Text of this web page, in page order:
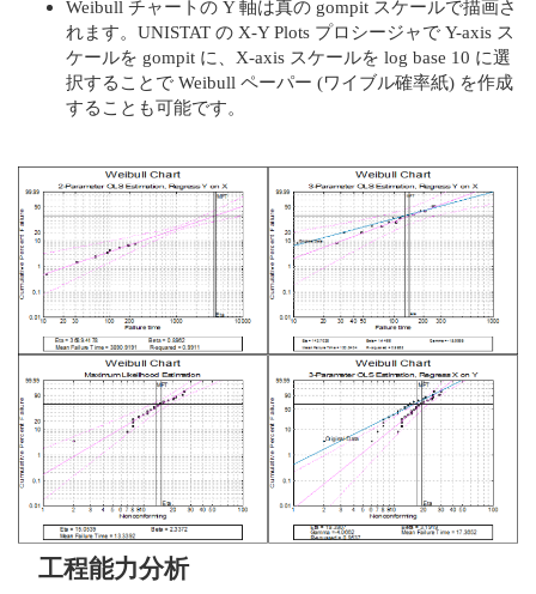
Weibull チャートの Y 軸は真の gompit スケールで描画さ
れます。UNISTAT の X-Y Plots プロシージャで Y-axis ス
ケールを gompit に、X-axis スケールを log base 10 に選
択することで Weibull ペーパー (ワイブル確率紙) を作成
することも可能です。
工程能力分析